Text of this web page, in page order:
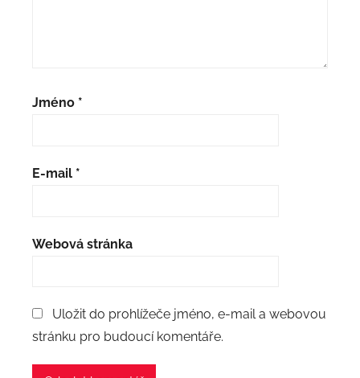
Jméno *
E-mail *
Webová stránka
Uložit do prohlížeče jméno, e-mail a webovou
stránku pro budoucí komentáře.